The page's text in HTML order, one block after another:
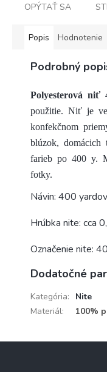
OPÝTAŤ SA
Popis Hodnotenie
Podrobný
Polyesterová niť
použitie. Niť je
konfekčnom
blúzok,
farieb po 400 y.
fotky.
Návin: 400
Hrúbka nite: cca
Označenie nite:
Dodatočné
Kategória:
Nite
Materiál: 100%